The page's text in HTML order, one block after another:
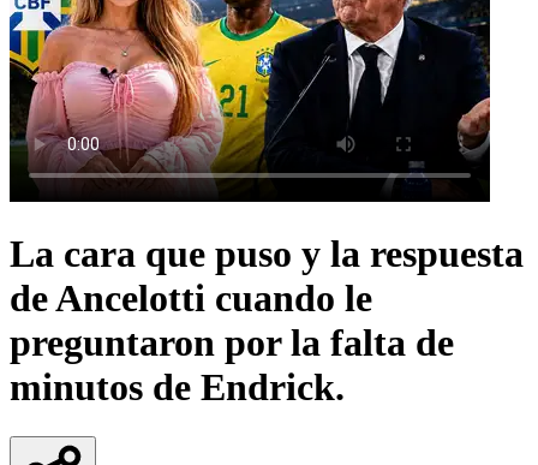
La cara que puso y la respuesta
de Ancelotti cuando le
preguntaron por la falta de
minutos de Endrick.